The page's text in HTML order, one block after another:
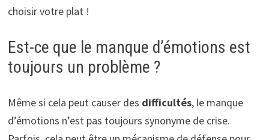
choisir votre plat !
Est-ce que le manque d’émotions est
toujours un problème ?
Même si cela peut causer des difficultés, le manque
d’émotions n’est pas toujours synonyme de crise.